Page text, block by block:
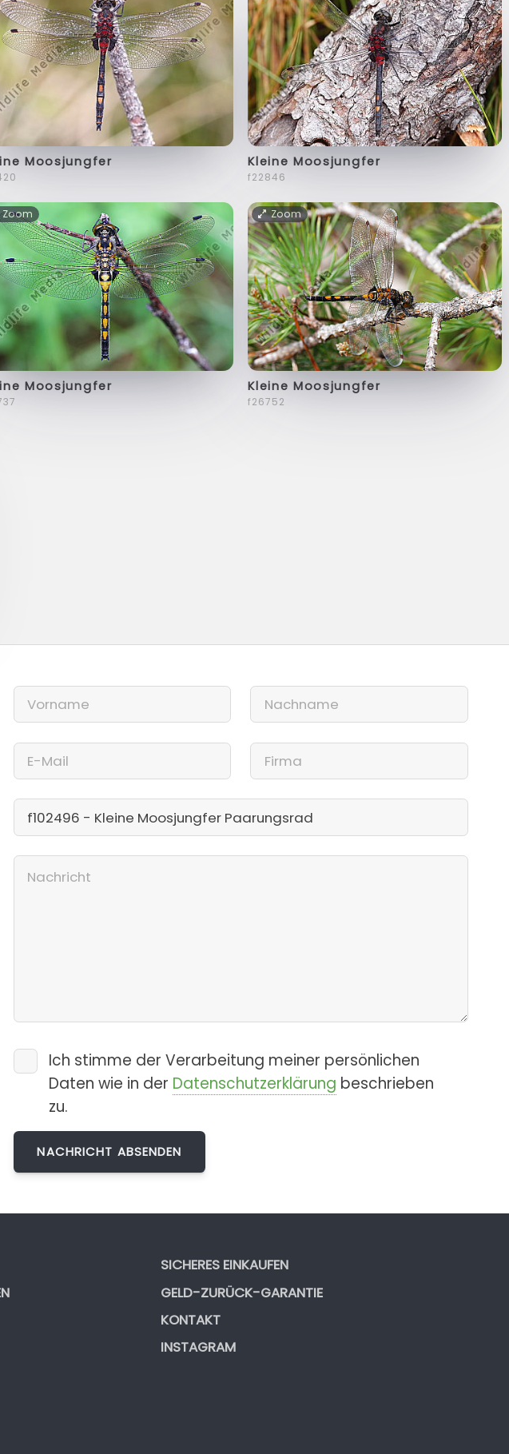
Moosjungfer Kleine Moosjungfer
f22846
Zoom
Moosjungfer
Zoom
Kleine Moosjungfer
f26752
Ich stimme der Verarbeitung meiner persönlichen
Daten wie in der Datenschutzerklärung beschrieben
zu.
SICHERES EINKAUFEN
GELD-ZURÜCK-GARANTIE
KONTAKT
INSTAGRAM